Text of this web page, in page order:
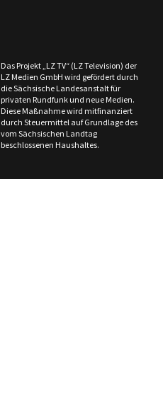
Das Projekt „LZ TV“ (LZ Television) der
LZ Medien GmbH wird gefördert durch
die Sächsische Landesanstalt für
privaten Rundfunk und neue Medien.
Diese Maßnahme wird mitfinanziert
durch Steuermittel auf Grundlage des
vom Sächsischen Landtag
beschlossenen Haushaltes.